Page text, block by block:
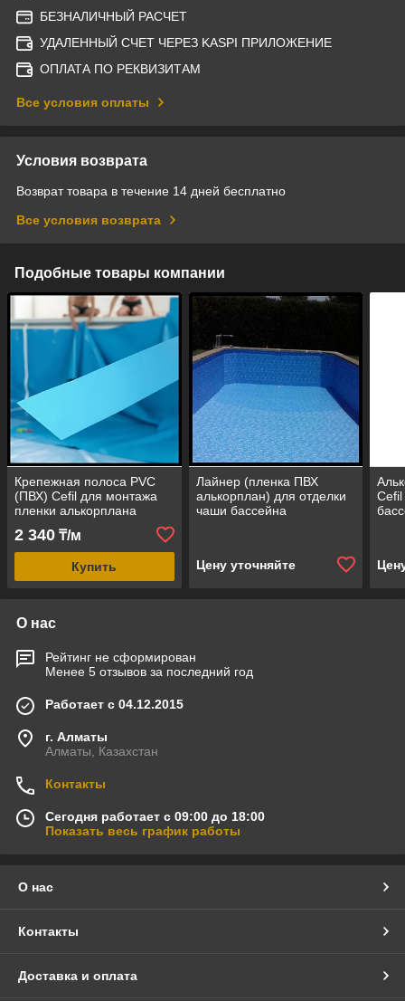
БЕЗНАЛИЧНЫЙ РАСЧЕТ
УДАЛЕННЫЙ СЧЕТ ЧЕРЕЗ KASPI ПРИЛОЖЕНИЕ
ОПЛАТА ПО РЕКВИЗИТАМ
Все условия оплаты
Условия возврата
Возврат товара в течение 14 дней бесплатно
Все условия возврата
Подобные товары компании
Крепежная полоса PVC
(ПВХ) Cefil для монтажа
пленки алькорплана
бассейна
2 340 ₸/м
Купить
Лайнер (пленка ПВХ
алькорплан) для отделки
чаши бассейна
Цену уточняйте
О нас
Рейтинг не сформирован
Менее 5 отзывов за последний год
Работает с 04.12.2015
г. Алматы
Алматы, Казахстан
Контакты
Сегодня работает с 09:00 до 18:00
Показать весь график работы
О нас
Контакты
Доставка и оплата